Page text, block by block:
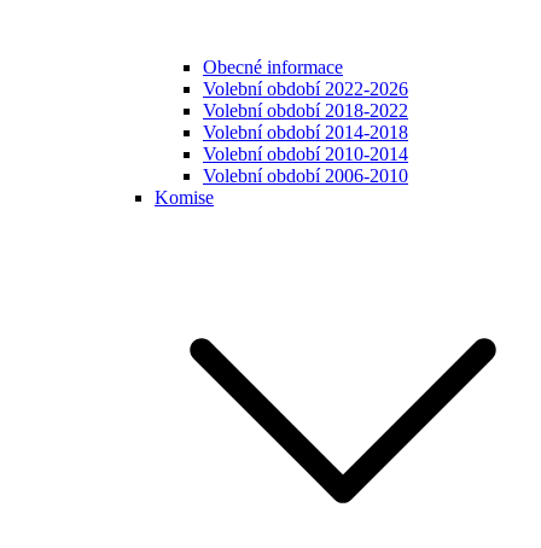
Obecné informace
Volební období 2022-2026
Volební období 2018-2022
Volební období 2014-2018
Volební období 2010-2014
Volební období 2006-2010
Komise